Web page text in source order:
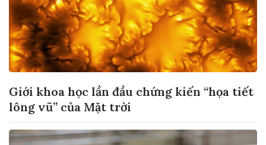
Giới khoa học lần đầu chứng kiến “họa tiết
lông vũ” của Mặt trời